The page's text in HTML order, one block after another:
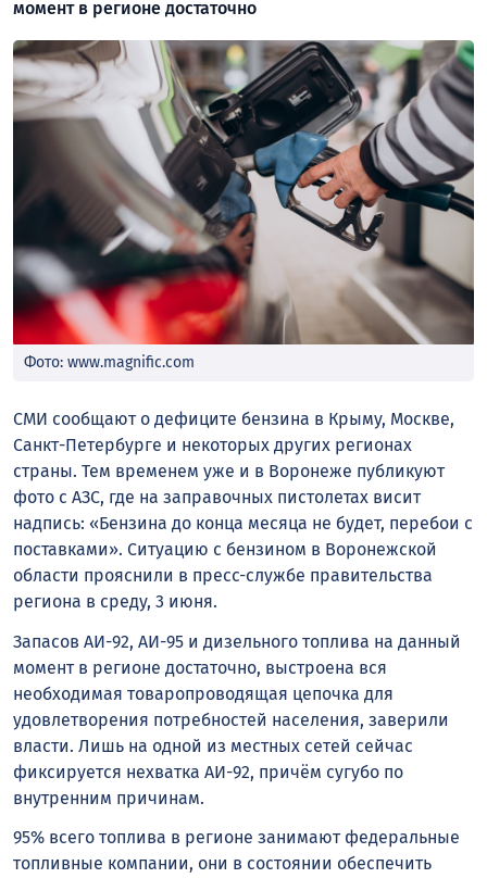
момент в регионе достаточно
Фото: www.magnific.com
СМИ сообщают о дефиците бензина в Крыму, Москве,
Санкт-Петербурге и некоторых других регионах
страны. Тем временем уже и в Воронеже публикуют
фото с АЗС, где на заправочных пистолетах висит
надпись: «Бензина до конца месяца не будет, перебои с
поставками». Ситуацию с бензином в Воронежской
области прояснили в пресс-службе правительства
региона в среду, 3 июня.
Запасов АИ-92, АИ-95 и дизельного топлива на данный
момент в регионе достаточно, выстроена вся
необходимая товаропроводящая цепочка для
удовлетворения потребностей населения, заверили
власти. Лишь на одной из местных сетей сейчас
фиксируется нехватка АИ-92, причём сугубо по
внутренним причинам.
95% всего топлива в регионе занимают федеральные
топливные компании, они в состоянии обеспечить